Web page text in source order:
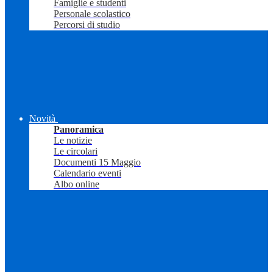
Famiglie e studenti
Personale scolastico
Percorsi di studio
Novità
Panoramica
Le notizie
Le circolari
Documenti 15 Maggio
Calendario eventi
Albo online